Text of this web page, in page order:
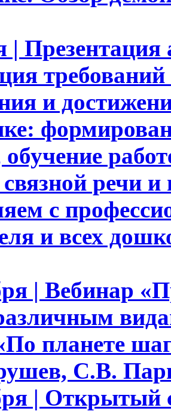
| Презентация
и
связной речи
с
и всех
| Вебинар
планете
С.В.
| Открытый